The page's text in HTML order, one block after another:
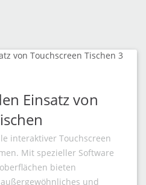
Einsatz von
interaktiver Touchscreen
Mit spezieller Software
bieten
und